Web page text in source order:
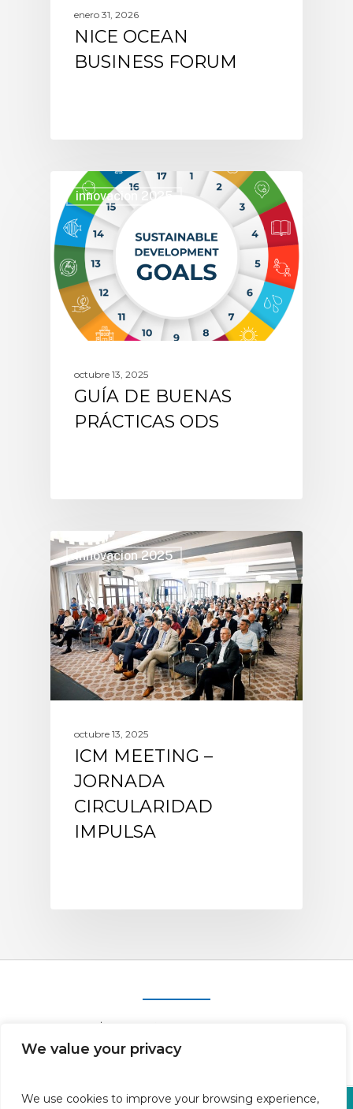
We value your privacy
We use cookies to improve your browsing experience,
enero 31, 2026
NICE OCEAN
BUSINESS FORUM
innovacion 2025
octubre 13, 2025
GUÍA DE BUENAS
PRÁCTICAS ODS
innovacion 2025
octubre 13, 2025
ICM MEETING –
JORNADA
CIRCULARIDAD
IMPULSA